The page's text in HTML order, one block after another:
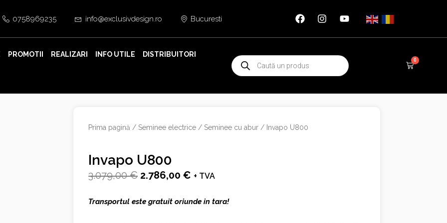
0758969235 info@exclusivdesign.ro Bucuresti
PROMOTII REALIZARI INFO UTILE DISTRIBUITORI
Products
search
0
Cart
Prima pagină / Seminee electrice / Seminee cu abur / Invapo U800
Invapo U800
3.079,00€ Prețul
a
2.786,00€ Prețul
este:
+ TVA
Transportul este gratuit oriunde in tara!